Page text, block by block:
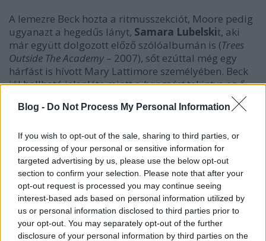
Blog - Do Not Process My Personal Information
If you wish to opt-out of the sale, sharing to third parties, or
processing of your personal or sensitive information for
targeted advertising by us, please use the below opt-out
section to confirm your selection. Please note that after your
opt-out request is processed you may continue seeing
interest-based ads based on personal information utilized by
us or personal information disclosed to third parties prior to
your opt-out. You may separately opt-out of the further
disclosure of your personal information by third parties on the
A lemezre Beck hozta a ritmusszekciót, Moore pedig
ugyanazt a hegedűs lányt, Samara Lubelskit, aki
már együtt dolgozott előző szólóalbumán is (Trees
Outside The Academy – 2007), sőt ezúttal még egy
hárfást is hívott Mary Lattimore személyében. Beck
jól hallható jelenléte miatt ahangzásttekintve az ő
2002-es folkos albuma, a magasztos szomorúságú
Sea Change a legkézenfekvőbb analógia aDemolished
Thurston Moore-nál nyilván más a témafelvetés,
mint egy évtizeddel korábban a szerelemben
csalódott Becknél, és a Sonic Youth-vezér akusztikus
dominanciájú szólólemezén zenekara védjegyszerű
disszonanciája is visszaköszön. Az album anyagát a
megjelenés előtt egy héttel több zenei oldalon is
közreadták – itt is rögtön meghallgatható: